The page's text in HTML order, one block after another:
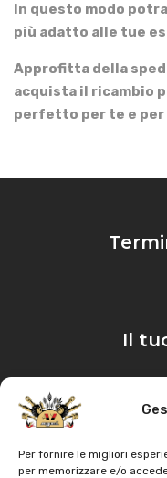
Per fornire le migliori
per memorizzare e/o
In questo modo
più adatto alle tue
Approfitta della
acquista il ricambio
perfetto per te e per
Il